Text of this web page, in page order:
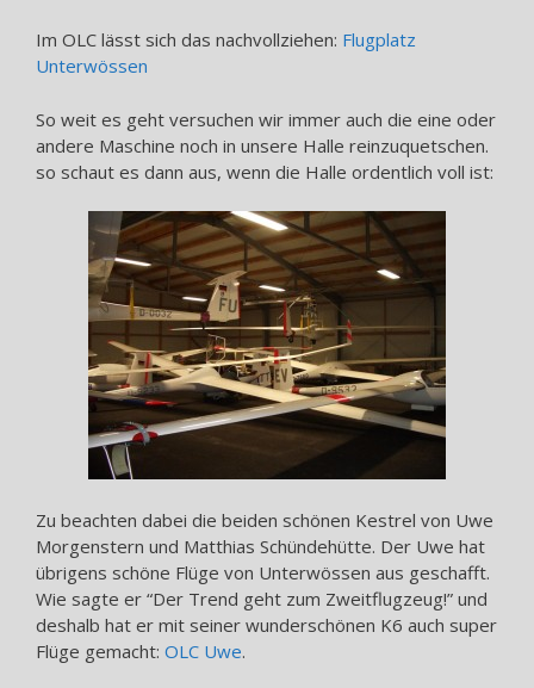
Im OLC lässt sich das nachvollziehen: Flugplatz
Unterwössen
So weit es geht versuchen wir immer auch die eine oder
andere Maschine noch in unsere Halle reinzuquetschen.
so schaut es dann aus, wenn die Halle ordentlich voll ist:
Zu beachten dabei die beiden schönen Kestrel von Uwe
Morgenstern und Matthias Schündehütte. Der Uwe hat
übrigens schöne Flüge von Unterwössen aus geschafft.
Wie sagte er “Der Trend geht zum Zweitflugzeug!” und
deshalb hat er mit seiner wunderschönen K6 auch super
Flüge gemacht: OLC Uwe.